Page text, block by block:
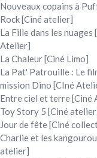
Nouveaux copains à
Rock [Ciné atelier]
La Fille dans les nuages
Atelier]
La Chaleur [Ciné Limo]
La Pat' Patrouille : Le
mission Dino [CIné
Entre ciel et terre [Ciné
Toy Story 5 [Ciné
Jour de fête [Ciné
Charlie et les
atelier]